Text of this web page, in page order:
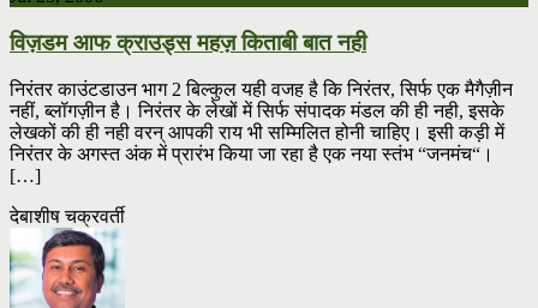
विज़डम आफ क्राउड्स महज़ किताबी बात नही
निरंतर काउंटडाउन भाग 2 बिल्कुल यही वजह है कि निरंतर, सिर्फ एक मैगैज़ीन
नहीं, ब्लॉगज़ीन है। निरंतर के लेखों में सिर्फ संपादक मंडल की ही नही, इसके
लेखकों की ही नही वरन् आपकी राय भी सम्मिलित होनी चाहिए। इसी कड़ी में
निरंतर के अगस्त अंक में प्रारंभ किया जा रहा है एक नया स्तंभ “जनमंच“।
[…]
देबाशीष चक्रवर्ती